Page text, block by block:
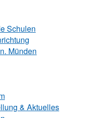
Schu‍len
Münden
& Aktuelles